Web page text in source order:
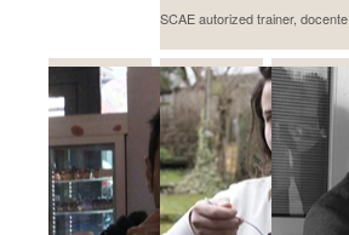
SCAE autorized trainer,